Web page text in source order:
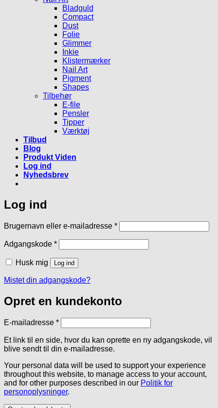
Bladguld
Compact
Dust
Folie
Glimmer
Inkie
Klistermærker
Nail Art
Pigment
Shapes
Tilbehør
E-file
Pensler
Tipper
Værktøj
Tilbud
Blog
Produkt Viden
Log ind
Nyhedsbrev
Log ind
Brugernavn eller e-mailadresse *Påkrævet
Adgangskode *Påkrævet
Husk mig Log ind
Mistet din adgangskode?
Opret en kundekonto
E-mailadresse *Påkrævet
Et link til en side, hvor du kan oprette en ny adgangskode, vil
blive sendt til din e-mailadresse.
Your personal data will be used to support your experience
throughout this website, to manage access to your account,
and for other purposes described in our Politik for
personoplysninger.